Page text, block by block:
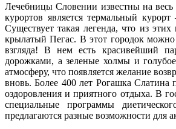
Лечебницы Словении известны на
курортов является термальный
Существует такая легенда, что из
крылатый Пегас. В этот городок
взгляда! В нем есть красивейший
дорожками, а зеленые холмы и
атмосферу, что появляется желание
вновь. Более 400 лет Рогашка Слатина
оздоровления и приятного отдыха. В
специальные программы
предлагаются разные возможности для